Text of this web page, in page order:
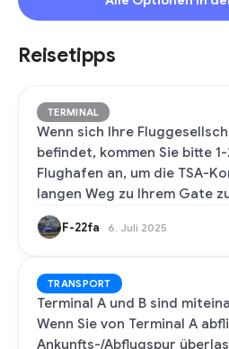
Reisetipps
TERMINAL
Wenn sich Ihre
befindet, kommen Sie bitte
Flughafen an, um die TSA-
langen Weg zu Ihrem Gate
F-22fa 6. Juli 2025
TRANSPORT
Terminal A und B sind
Wenn Sie von Terminal A
Ankunfts-/Abflugspur